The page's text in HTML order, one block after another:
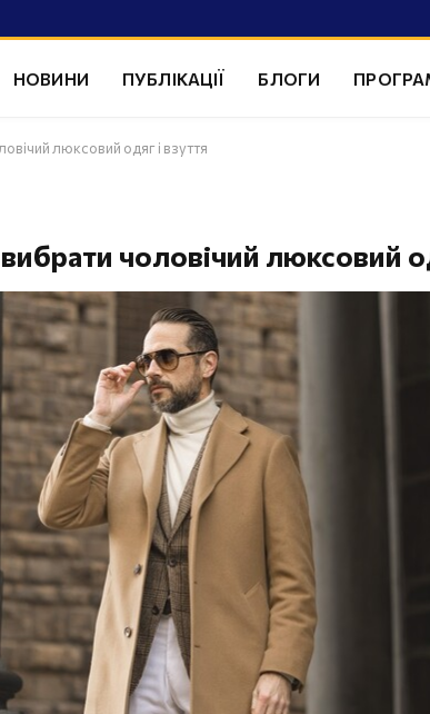
НОВИНИ ПУБЛІКАЦІЇ БЛОГИ
люксовий одяг і взуття
чоловічий люксовий